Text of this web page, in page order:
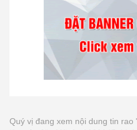
Quý vị đang xem nội dung tin